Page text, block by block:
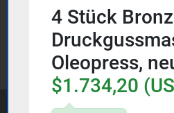
4 Stück
Oleopress,
$1.734,20